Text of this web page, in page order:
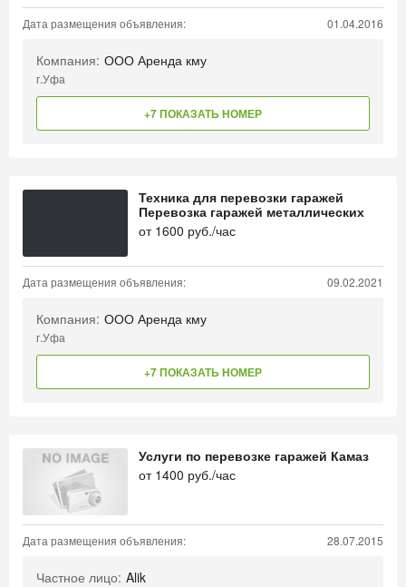
Дата размещения объявления: 01.04.2016
Компания: ООО Аренда кму
г.Уфа
+7 ПОКАЗАТЬ НОМЕР
Техника для перевозки гаражей
Перевозка гаражей металлических
от 1600 руб./час
Дата размещения объявления: 09.02.2021
Компания: ООО Аренда кму
г.Уфа
+7 ПОКАЗАТЬ НОМЕР
Услуги по перевозке гаражей Камаз
от 1400 руб./час
Дата размещения объявления: 28.07.2015
Частное лицо: Alik